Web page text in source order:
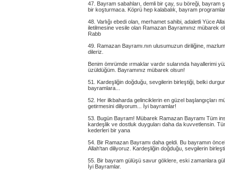
47. Bayram sabahları, demli bir çay, su böreği,
bir koşturmaca. Köprü hep kalabalık, bayram
48. Varlığı ebedi olan, merhamet sahibi, adaletli Yüce
iletilmesine vesile olan Ramazan Bayramınız mübarek
Rabb
49. Ramazan Bayramı.nın ulusumuzun diriliğine,
dileriz.
Benim ömrümde ırmaklar vardır sularında hayallerimi
üzüldüğüm. Bayramınız mübarek olsun!
51. Kardeşliğin doğduğu, sevgilerin birleştiği, belki
bayramlara...
52. Her ilkbaharda gelinciklerin en güzel başlangıçları
getirmesini diliyorum... İyi bayramlar!
53. Bugün Bayram! Mübarek Ramazan Bayramı Tüm
kardeşlik ve dostluk duyguları daha da kuvvetlensin.
kederleri bir yana
54. Bir Ramazan Bayramı daha geldi. Bu bayramın
Allah'tan diliyoruz. Kardeşliğin doğduğu, sevgilerin
55. Bir bayram gülüşü savur göklere, eski zamanlara
İyi Bayramlar.